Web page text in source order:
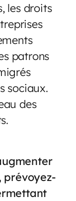
les droits
patrons
sociaux.
des
prévoyez-